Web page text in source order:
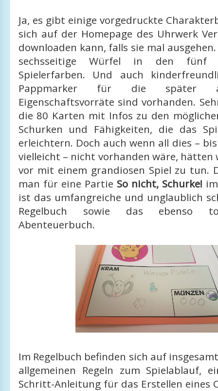
Ja, es gibt einige vorgedruckte
sich auf der Homepage des Uhrwerk
downloaden kann, falls sie mal
sechsseitige Würfel in den fünf
Spielerfarben. Und auch
Pappmarker für die später
Eigenschaftsvorräte sind vorhanden.
die 80 Karten mit Infos zu den
Schurken und Fähigkeiten, die das
erleichtern. Doch auch wenn all dies –
vielleicht – nicht vorhanden wäre, hätten
vor mit einem grandiosen Spiel zu tun.
man für eine Partie So nicht, Schurke!
ist das umfangreiche und unglaublich
Regelbuch sowie das ebenso
Abenteuerbuch.
Im Regelbuch befinden sich auf
allgemeinen Regeln zum Spielablauf,
Schritt-Anleitung für das Erstellen eines